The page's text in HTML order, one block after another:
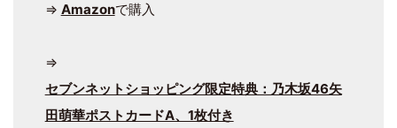
⇒ Amazonで購入
⇒
セブンネットショッピング限定特典：乃木坂46矢
田萌華ポストカードA、1枚付き